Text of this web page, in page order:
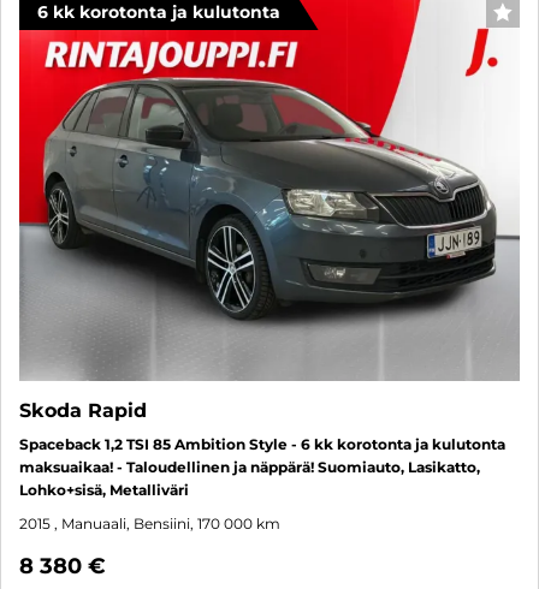
6 kk korotonta ja kulutonta
Skoda Rapid
Spaceback 1,2 TSI 85 Ambition Style - 6 kk korotonta ja kulutonta
maksuaikaa! - Taloudellinen ja näppärä! Suomiauto, Lasikatto,
Lohko+sisä, Metalliväri
2015 , Manuaali, Bensiini, 170 000 km
8 380 €